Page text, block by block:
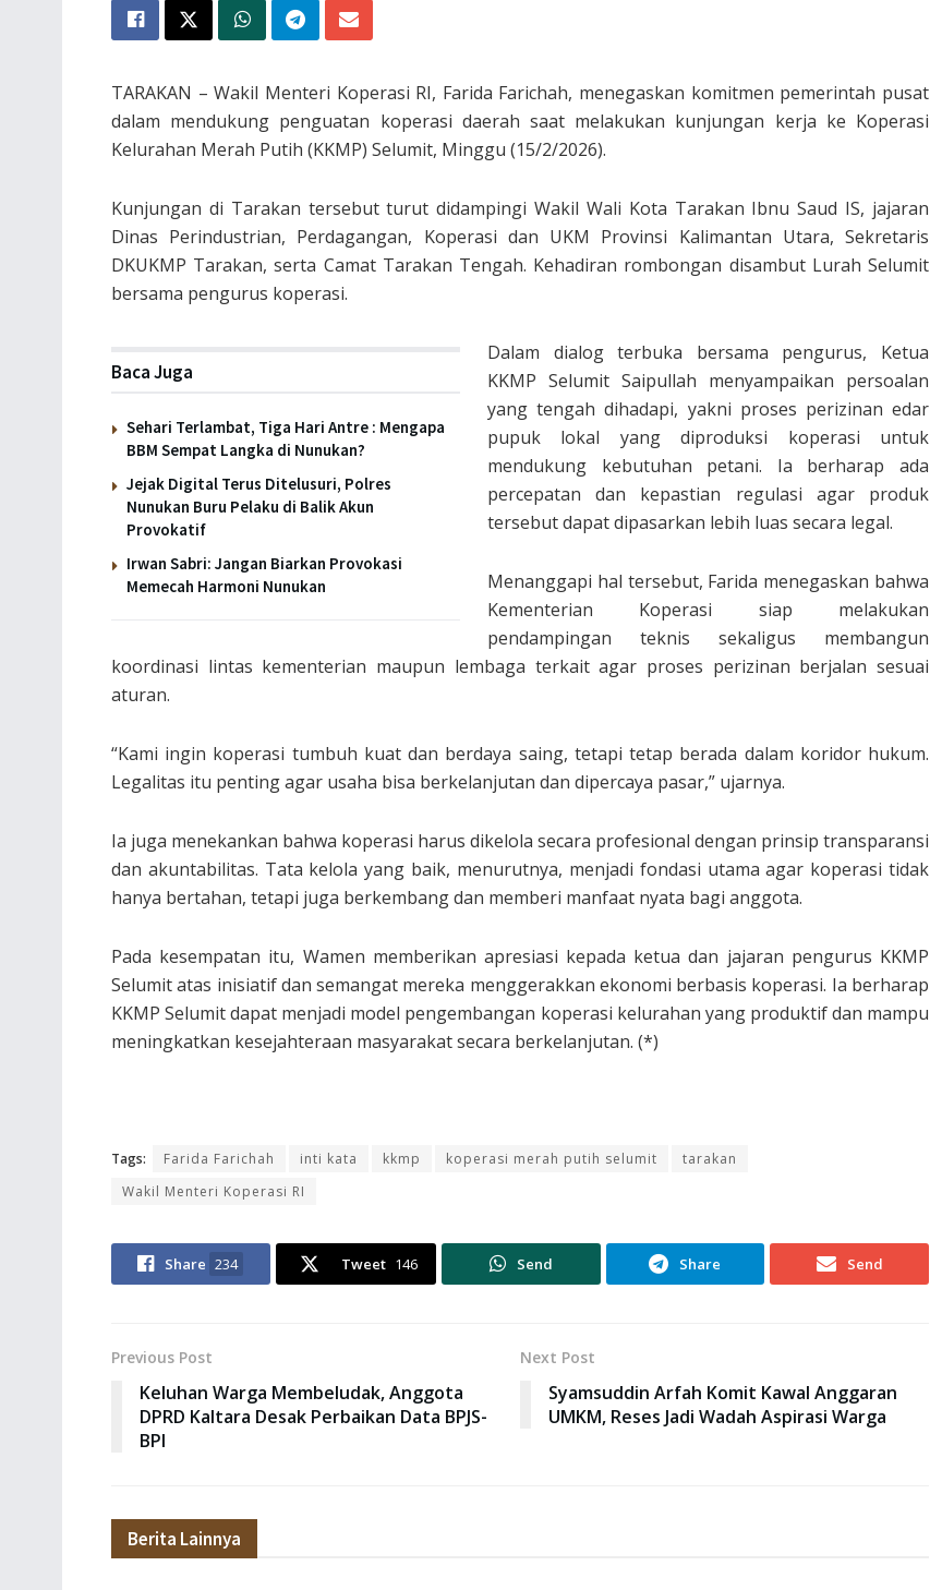
TARAKAN – Wakil Menteri Koperasi RI, Farida Farichah, menegaskan komitmen pemerintah pusat
dalam mendukung penguatan koperasi daerah saat melakukan kunjungan kerja ke Koperasi
Kelurahan Merah Putih (KKMP) Selumit, Minggu (15/2/2026).
Kunjungan di Tarakan tersebut turut didampingi Wakil Wali Kota Tarakan Ibnu Saud IS, jajaran
Dinas Perindustrian, Perdagangan, Koperasi dan UKM Provinsi Kalimantan Utara, Sekretaris
DKUKMP Tarakan, serta Camat Tarakan Tengah. Kehadiran rombongan disambut Lurah Selumit
bersama pengurus koperasi.
Baca Juga
Sehari Terlambat, Tiga Hari Antre : Mengapa
BBM Sempat Langka di Nunukan?
Jejak Digital Terus Ditelusuri, Polres
Nunukan Buru Pelaku di Balik Akun
Provokatif
Irwan Sabri: Jangan Biarkan Provokasi
Memecah Harmoni Nunukan
Dalam dialog terbuka bersama pengurus, Ketua
KKMP Selumit Saipullah menyampaikan persoalan
yang tengah dihadapi, yakni proses perizinan edar
pupuk lokal yang diproduksi koperasi untuk
mendukung kebutuhan petani. Ia berharap ada
percepatan dan kepastian regulasi agar produk
tersebut dapat dipasarkan lebih luas secara legal.
Menanggapi hal tersebut, Farida menegaskan bahwa
Kementerian Koperasi siap melakukan
pendampingan teknis sekaligus membangun
koordinasi lintas kementerian maupun lembaga terkait agar proses perizinan berjalan sesuai
aturan.
“Kami ingin koperasi tumbuh kuat dan berdaya saing, tetapi tetap berada dalam koridor hukum.
Legalitas itu penting agar usaha bisa berkelanjutan dan dipercaya pasar,” ujarnya.
Ia juga menekankan bahwa koperasi harus dikelola secara profesional dengan prinsip transparansi
dan akuntabilitas. Tata kelola yang baik, menurutnya, menjadi fondasi utama agar koperasi tidak
hanya bertahan, tetapi juga berkembang dan memberi manfaat nyata bagi anggota.
Pada kesempatan itu, Wamen memberikan apresiasi kepada ketua dan jajaran pengurus KKMP
Selumit atas inisiatif dan semangat mereka menggerakkan ekonomi berbasis koperasi. Ia berharap
KKMP Selumit dapat menjadi model pengembangan koperasi kelurahan yang produktif dan mampu
meningkatkan kesejahteraan masyarakat secara berkelanjutan. (*)
Tags: Farida Farichah inti kata kkmp koperasi merah putih selumit
tarakan
Wakil Menteri Koperasi RI
Share 234 Tweet 146 Send Share Send
Previous Post
Keluhan Warga Membeludak, Anggota
DPRD Kaltara Desak Perbaikan Data BPJS-
BPI
Next Post
Syamsuddin Arfah Komit Kawal Anggaran
UMKM, Reses Jadi Wadah Aspirasi Warga
Berita Lainnya